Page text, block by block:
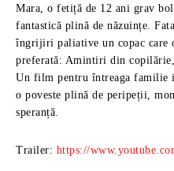
Mara, o fetiță de 12 ani grav
fantastică plină de năzuințe.
îngrijiri paliative un copac care
preferată: Amintiri din
Un film pentru întreaga familie
o poveste plină de peripeții,
speranță.
Trailer: https://